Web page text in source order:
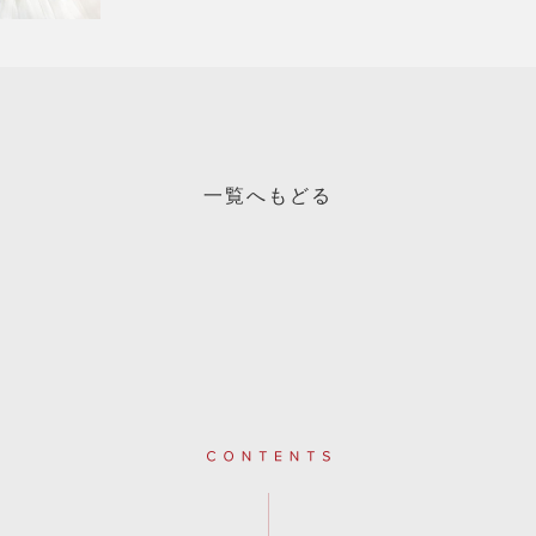
一覧へもどる
Contents